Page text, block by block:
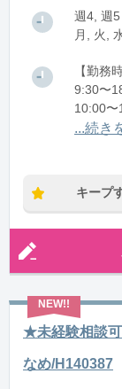
週4, 週5
月, 火,
【勤務
9:30〜
10:00〜
11:30
...続き
キープ
★未経験相談
なめ/H140387